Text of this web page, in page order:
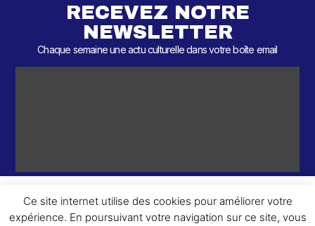
RECEVEZ NOTRE
NEWSLETTER
Chaque semaine une actu culturelle dans votre boîte email
Ce site internet utilise des cookies pour améliorer votre
expérience. En poursuivant votre navigation sur ce site, vous